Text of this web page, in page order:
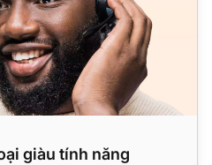
giàu tính năng